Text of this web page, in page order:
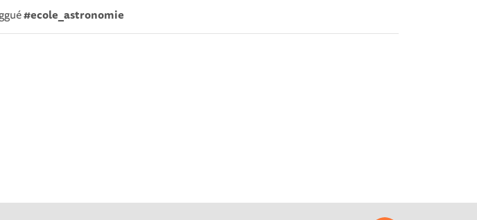
#ecole_astronomie